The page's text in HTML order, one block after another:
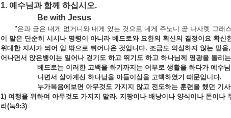
1. 예수님과 함께 하십시오.
Be with Jesus
"은과 금은 내게 없거니와 내게 있는 것으로 네게 주노니 곧 나사렛 그래
이 말은 단순히 시시나 명령이 아니라 베드로와 요한의 확신의 결정이요 확
위대한 지시가 되어 입 밖으로 튀어나온 것입니다. 조금도 의심하지 않는 믿
어나면서 앉은뱅이는 일어나 걷기도 하고 뛰기도 하고 하나님께 영광을 돌리
베드로는 이러한 고백을 하기까지는 어부로 생활을 하다가 예수
니면서 살아계신 하나님을 아들이심을 고백하였기 때문입니다.
누가복음에보면 아무것도 가지지 않고 전도하는 훈련을 했던 기
1) 여행을 위하여 아무것도 가지지 말라. 지팡이나 배낭이나 양식이나 돈이나
라(눅9:3)